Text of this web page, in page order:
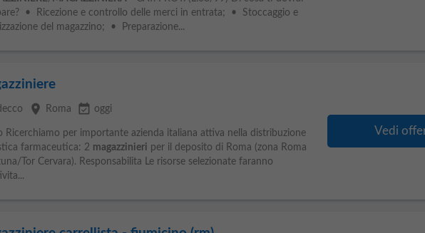
• Ricezione e controllo delle merci in entrata; • Stoccaggio e
del magazzino; • Preparazione...
place Roma event_available oggi
Ricerchiamo per importante azienda italiana attiva nella distribuzione
farmaceutica: 2 magazzinieri per il deposito di Roma (zona Roma
Tor Cervara). Responsabilita Le risorse selezionate faranno
Vedi